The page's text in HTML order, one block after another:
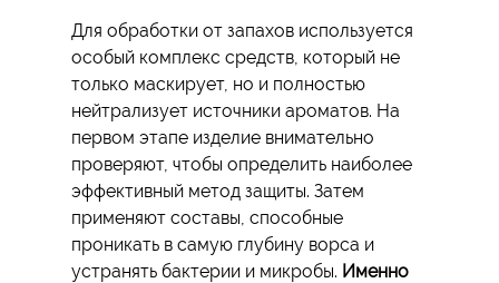
Для обработки от запахов используется
особый комплекс средств, который не
только маскирует, но и полностью
нейтрализует источники ароматов. На
первом этапе изделие внимательно
проверяют, чтобы определить наиболее
эффективный метод защиты. Затем
применяют составы, способные
проникать в самую глубину ворса и
устранять бактерии и микробы. Именно